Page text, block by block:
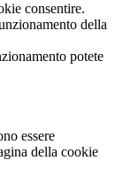
consentire.
della
potete
essere
della cookie